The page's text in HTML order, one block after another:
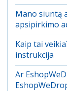
Mano siuntą
apsipirkimo
Kaip tai
instrukcija
Ar